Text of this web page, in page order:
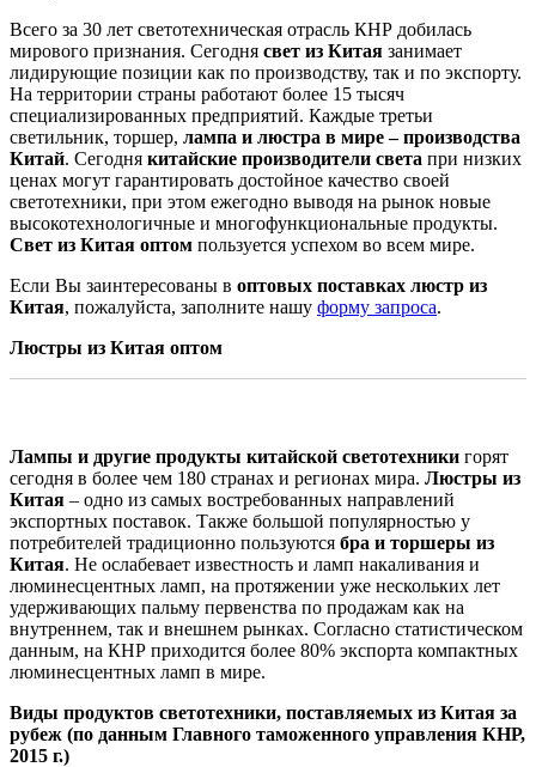
Всего за 30 лет светотехническая отрасль КНР добилась
мирового признания. Сегодня свет из Китая занимает
лидирующие позиции как по производству, так и по экспорту.
На территории страны работают более 15 тысяч
специализированных предприятий. Каждые третьи
светильник, торшер, лампа и люстра в мире – производства
Китай. Сегодня китайские производители света при низких
ценах могут гарантировать достойное качество своей
светотехники, при этом ежегодно выводя на рынок новые
высокотехнологичные и многофункциональные продукты.
Свет из Китая оптом пользуется успехом во всем мире.
Если Вы заинтересованы в оптовых поставках люстр из
Китая, пожалуйста, заполните нашу форму запроса.
Люстры из Китая оптом
Лампы и другие продукты китайской светотехники горят
сегодня в более чем 180 странах и регионах мира. Люстры из
Китая – одно из самых востребованных направлений
экспортных поставок. Также большой популярностью у
потребителей традиционно пользуются бра и торшеры из
Китая. Не ослабевает известность и ламп накаливания и
люминесцентных ламп, на протяжении уже нескольких лет
удерживающих пальму первенства по продажам как на
внутреннем, так и внешнем рынках. Согласно статистическом
данным, на КНР приходится более 80% экспорта компактных
люминесцентных ламп в мире.
Виды продуктов светотехники, поставляемых из Китая за
рубеж (по данным Главного таможенного управления КНР,
2015 г.)